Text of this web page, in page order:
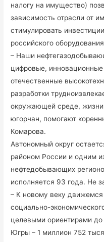
налогу на имущество)
зависимость отрасли от
стимулировать
российского
– Наши
цифровые, инновационные
отечественные
разработки
окружающей среде,
югорчан, помогают
Комарова.
Автономный округ
районом России и одним
нефтедобывающих
исполняется 93 года. Не
– К новому веку движемся
социально-
целевыми ориентирами
Югры – 1 миллион 752